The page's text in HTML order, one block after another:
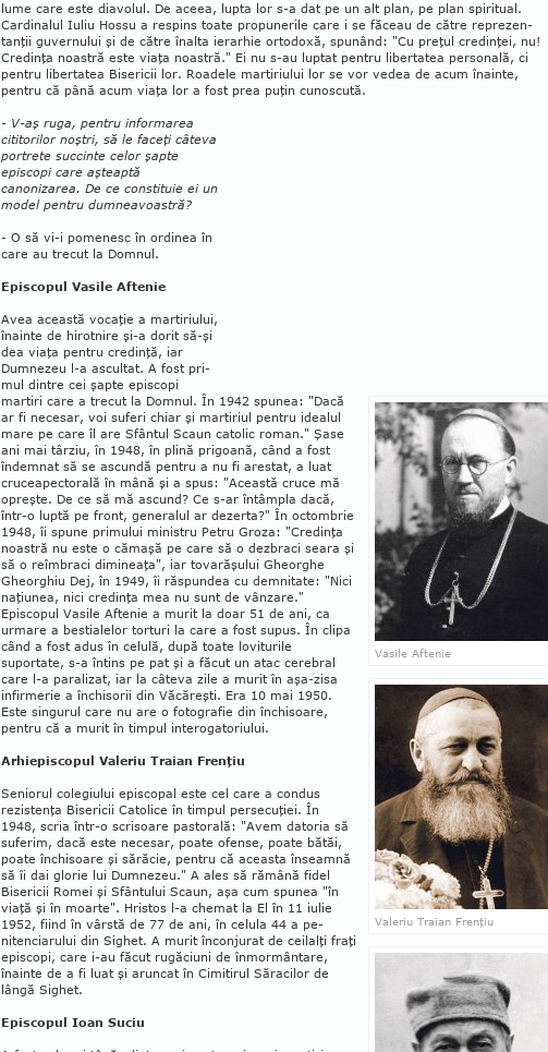
lume care este diavolul. De aceea, lupta lor s-a dat pe un alt plan, pe plan spiritual.
Cardinalul Iuliu Hossu a respins toate propunerile care i se făceau de către repre­zen­
tanţii guvernului şi de către înalta ierarhie ortodoxă, spunând: "Cu preţul credinţei, nu!
Cre­dinţa noastră este viaţa noastră." Ei nu s-au luptat pentru liber­tatea personală, ci
pentru libertatea Bisericii lor. Roadele martiriului lor se vor vedea de acum înain­te,
pentru că până acum viaţa lor a fost prea puţin cu­noscută.
- V-aş ruga, pentru informarea
cititorilor noştri, să le faceţi câteva
portrete succinte celor şapte
episcopi care aşteaptă
canonizarea. De ce constituie ei un
model pentru dumneavoastră?
- O să vi-i pomenesc în ordinea în
care au trecut la Domnul.
Episcopul Vasile Aftenie
Vasile Aftenie
Avea această voca­ţie a martiriului,
înainte de hirotnire şi-a dorit să-şi
dea viaţa pentru credinţă, iar
Dumnezeu l-a ascultat. A fost pri­
mul dintre cei şapte epis­copi
martiri care a trecut la Domnul. În 1942 spunea: "Dacă
ar fi necesar, voi suferi chiar şi martiriul pentru idealul
mare pe care îl are Sfântul Scaun ca­tolic ro­man." Şase
ani mai târziu, în 1948, în plină prigoa­nă, când a fost
îndemnat să se ascundă pentru a nu fi arestat, a luat
crucea
Valeriu Traian Frenţiu
pectorală în mână şi a spus: "Această cruce mă
opreşte. De ce să mă ascund? Ce s-ar întâmpla dacă,
într-o luptă pe front, generalul ar dezerta?" În octombrie
1948, îi spune primului ministru Petru Groza: "Credinţa
noastră nu este o că­maşă pe care să o dezbraci seara şi
să o reîm­braci dimineaţa", iar tovarăşului Gheorghe
Gheor­ghiu Dej, în 1949, îi răspundea cu demnitate: "Nici
naţiunea, nici credinţa mea nu sunt de vânzare."
Episcopul Vasile Afte­nie a murit la doar 51 de ani, ca
urmare a bestialelor torturi la care a fost supus. În clipa
când a fost adus în celulă, după toate lovi­turile
suportate, s-a întins pe pat şi a făcut un atac cerebral
care l-a paralizat, iar la câteva zile a murit în aşa-zisa
infirmerie a închisorii din Văcăreşti. Era 10 mai 1950.
Este sin­gurul care nu are o fotografie din închisoare,
pentru că a murit în timpul intero­gato­riului.
Arhiepiscopul Valeriu Traian Frenţiu
Seniorul colegiului episcopal este cel care a con­dus
rezistenţa Bi­sericii Catolice în tim­pul perse­cu­ţiei. În
1948, scria într-o scrisoare pastorală: "Avem dato­ria să
suferim, dacă este necesar, poate ofen­se, poate bătăi,
poate închisoare şi să­răcie, pentru că aceasta în­seamnă
să îi dai glorie lui Dumnezeu." A ales să rămână fidel
Bisericii Ro­mei şi Sfântului Scaun, aşa cum spunea "în
viaţă şi în moarte". Hristos l-a chemat la El în 11 iulie
1952, fiind în vârstă de 77 de ani, în celula 44 a pe­
nitenciarului din Sighet. A murit înconjurat de ceilalţi fraţi
episcopi, care i-au făcut rugăciuni de înmor­mântare,
înainte de a fi luat şi aruncat în Cimitirul Săracilor de
lângă Sighet.
Episcopul Ioan Suciu